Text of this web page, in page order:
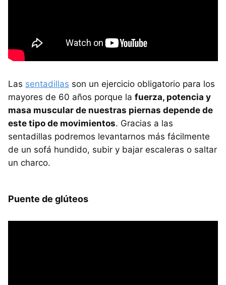
Las sentadillas son un ejercicio obligatorio para los
mayores de 60 años porque la fuerza, potencia y
masa muscular de nuestras piernas depende de
este tipo de movimientos. Gracias a las
sentadillas podremos levantarnos más fácilmente
de un sofá hundido, subir y bajar escaleras o saltar
un charco.
Puente de glúteos